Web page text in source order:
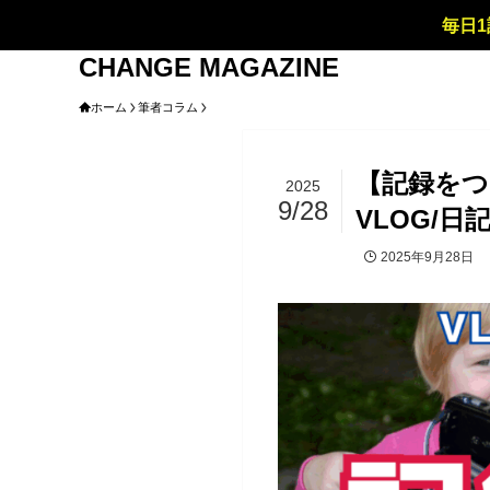
毎日
CHANGE MAGAZINE
ホーム 筆者コラム
【記録を
VLOG/日
2025
9/28
2025年9月28日